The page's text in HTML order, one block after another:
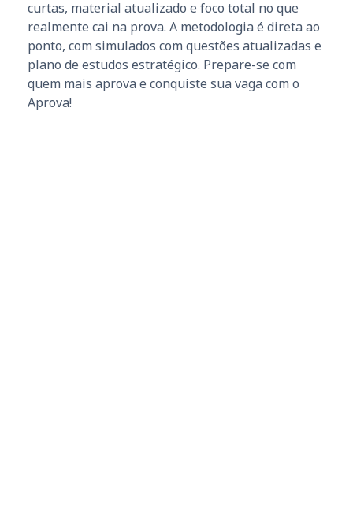
curtas, material atualizado e foco total no que
realmente cai na prova. A metodologia é direta ao
ponto, com simulados com questões atualizadas e
plano de estudos estratégico. Prepare-se com
quem mais aprova e conquiste sua vaga com o
Aprova!